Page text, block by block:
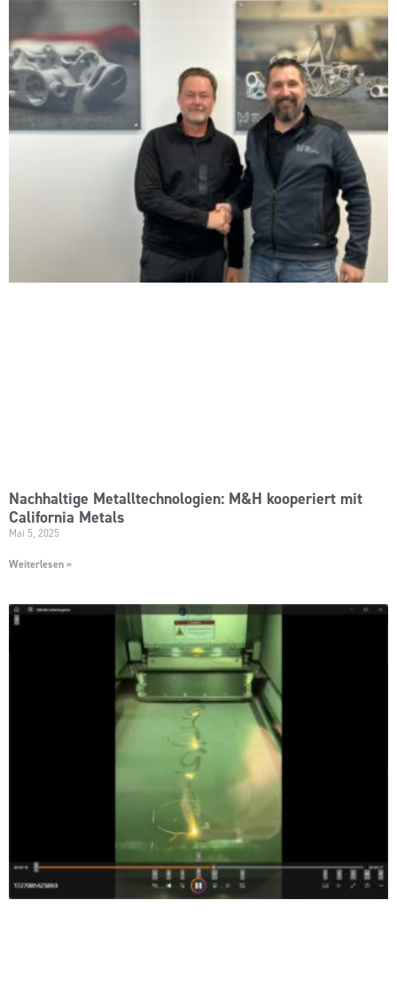
Nachhaltige Metalltechnologien: M&H kooperiert mit
California Metals
Mai 5, 2025
Weiterlesen »